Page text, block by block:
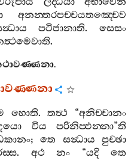
අනන‍්තරපච‍්චයතඤ‍්චෙව
පටිජානාති.සෙසං
.
.
හොති.තත්‍ථ “අනිච‍්චානං
විය පරිනිප‍්ඵන‍්නා”ති
;තෙ සන්‍ධාය
පුච‍්ඡා
. අථ නං “යදි
තෙ